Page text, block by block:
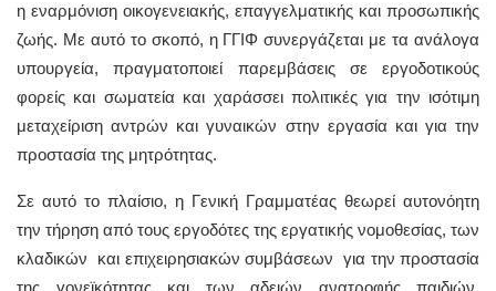
η εναρμόνιση οικογενειακής, επαγγελματικής και προσωπικής
ζωής. Με αυτό το σκοπό, η ΓΓΙΦ συνεργάζεται με τα ανάλογα
υπουργεία, πραγματοποιεί παρεμβάσεις σε εργοδοτικούς
φορείς και σωματεία και χαράσσει πολιτικές για την ισότιμη
μεταχείριση αντρών και γυναικών στην εργασία και για την
προστασία της μητρότητας.
Σε αυτό το πλαίσιο, η Γενική Γραμματέας θεωρεί αυτονόητη
την τήρηση από τους εργοδότες της εργατικής νομοθεσίας, των
κλαδικών και επιχειρησιακών συμβάσεων για την προστασία
της γονεϊκότητας και των αδειών ανατροφής παιδιών.